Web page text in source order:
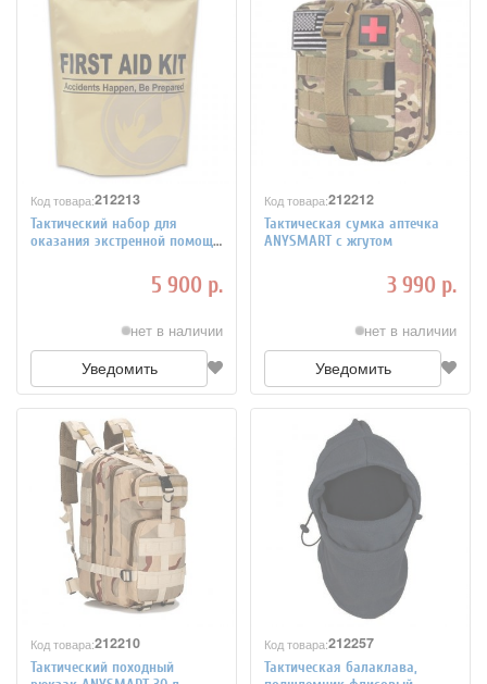
Код товара:212213
Тактический набор для
оказания экстренной помощи
5 900 р.
нет в наличии
Уведомить
Код товара:212212
Тактическая сумка аптечка
ANYSMART с жгутом
3 990 р.
нет в наличии
Уведомить
Код товара:212210
Тактический походный
Код товара:212257
Тактическая балаклава,